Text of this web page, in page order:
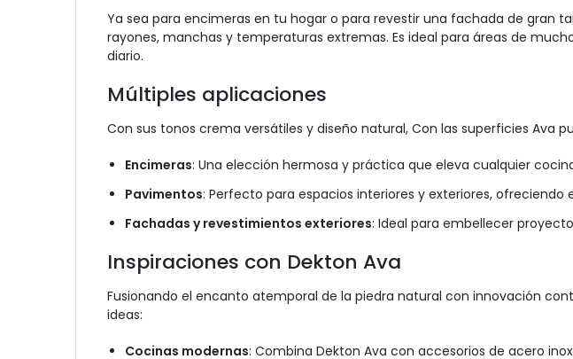
Ya sea para encimeras en tu hogar o para revestir una fachada de gran
rayones, manchas y temperaturas extremas. Es ideal para áreas de
diario.
Múltiples aplicaciones
Con sus tonos crema versátiles y diseño natural, Con las superficies Ava
Encimeras: Una elección hermosa y práctica que eleva cualquier
Pavimentos: Perfecto para espacios interiores y exteriores, ofreciendo
Fachadas y revestimientos exteriores: Ideal para embellecer
Inspiraciones con Dekton Ava
Fusionando el encanto atemporal de la piedra natural con innovación
ideas:
Cocinas modernas: Combina Dekton Ava con accesorios de acero